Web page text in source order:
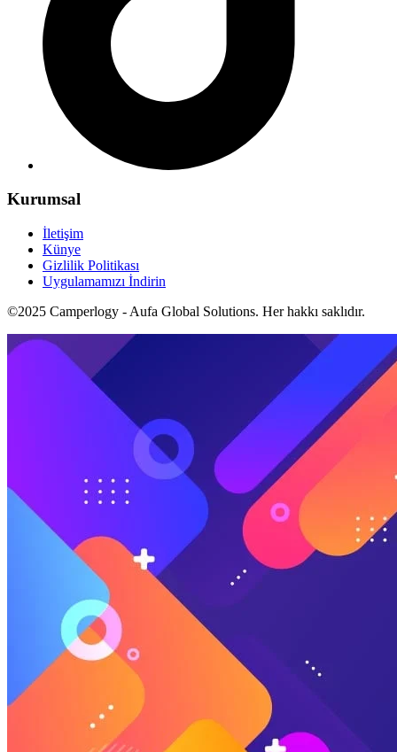
Kurumsal
İletişim
Künye
Gizlilik Politikası
Uygulamamızı İndirin
©2025 Camperlogy - Aufa Global Solutions. Her hakkı saklıdır.